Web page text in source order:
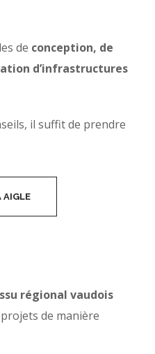
de conception, de
d’infrastructures
il suffit de prendre
AIGLE
régional vaudois
de manière